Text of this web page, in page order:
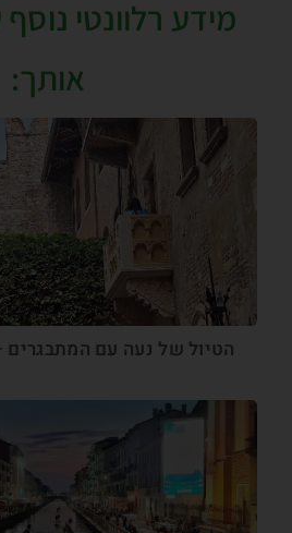
מידע רלוונטי נוסף
אותך:
הטיול של נעה עם המתבגרים